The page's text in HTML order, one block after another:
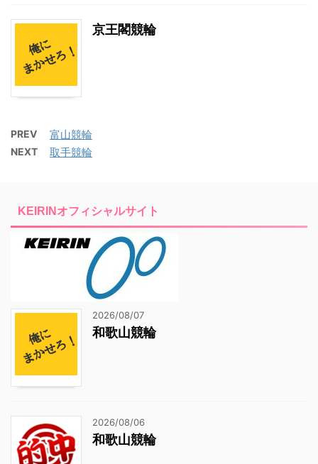
京王閣競輪
PREV 富山競輪
NEXT 取手競輪
KEIRINオフィシャルサイト
2026/08/07
和歌山競輪
2026/08/06
和歌山競輪